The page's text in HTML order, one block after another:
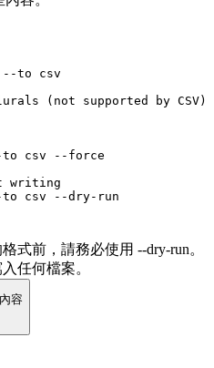
--to csv
(not supported by CSV)
to csv --force
writing
csv --dry-run
式前，請務必使用 --dry-run。
任何檔案。
容